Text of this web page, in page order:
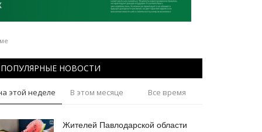
ПОПУЛЯРНЫЕ НОВОСТИ
этой неделе В этом месяце Все время
Жителей Павлодарской области